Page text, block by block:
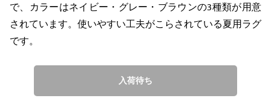
で、カラーはネイビー・グレー・ブラウンの3種類が用意
されています。使いやすい工夫がこらされている夏用ラグ
です。
入荷待ち